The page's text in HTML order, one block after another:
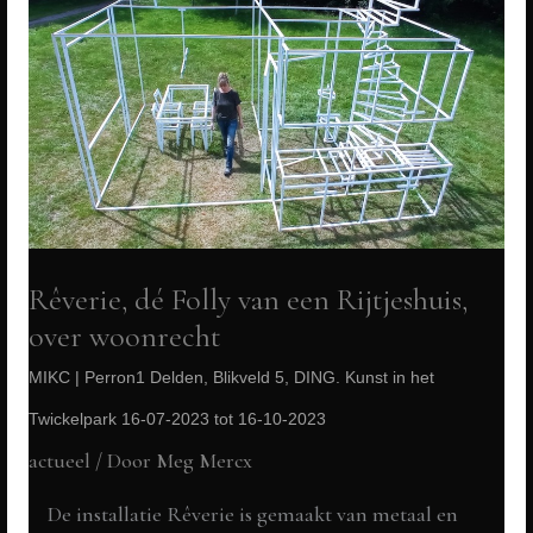
Rêverie, dé Folly van een Rijtjeshuis,
over woonrecht
MIKC | Perron1 Delden, Blikveld 5, DING. Kunst in het
Twickelpark 16-07-2023 tot 16-10-2023
actueel / Door Meg Mercx
De installatie Rêverie is gemaakt van metaal en